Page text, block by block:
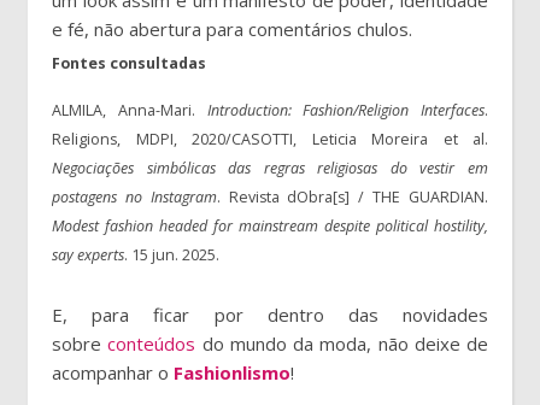
e fé, não abertura para comentários chulos.
Fontes consultadas
ALMILA, Anna-Mari. Introduction: Fashion/Religion Interfaces.
Religions, MDPI, 2020/CASOTTI, Leticia Moreira et al.
Negociações simbólicas das regras religiosas do vestir em
postagens no Instagram. Revista dObra[s] / THE GUARDIAN.
Modest fashion headed for mainstream despite political hostility,
say experts. 15 jun. 2025.
E, para ficar por dentro das novidades
sobreconteúdos do mundo da moda, não deixe de
acompanhar o Fashionlismo!